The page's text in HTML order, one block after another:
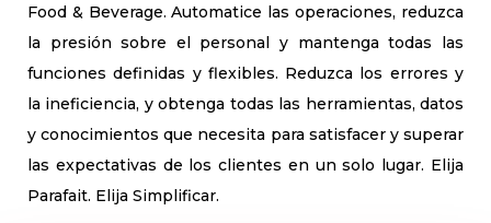
Food & Beverage. Automatice las operaciones, reduzca
la presión sobre el personal y mantenga todas las
funciones definidas y flexibles. Reduzca los errores y
la ineficiencia, y obtenga todas las herramientas, datos
y conocimientos que necesita para satisfacer y superar
las expectativas de los clientes en un solo lugar. Elija
Parafait. Elija Simplificar.